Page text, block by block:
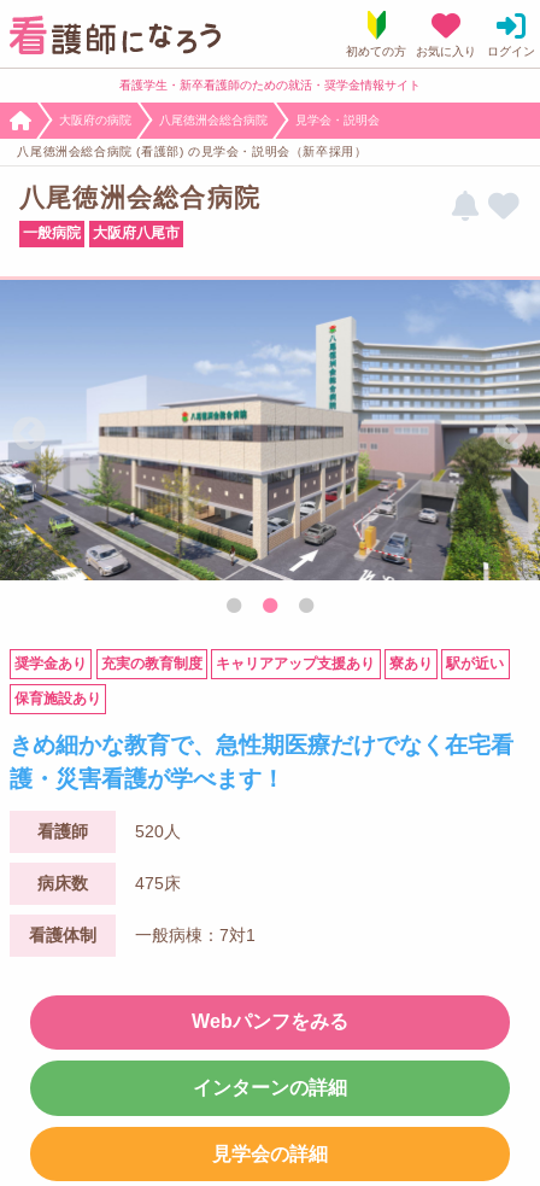
看護学生・新卒看護師のための就活・奨学金情報サイト
大阪府の病院 八尾徳洲会総合病院 見学会・説明会
八尾徳洲会総合病院 (看護部) の見学会・説明会（新卒採用）
八尾徳洲会総合病院
一般病院 大阪府八尾市
奨学金あり 充実の教育制度 キャリアアップ支援あり 寮あり 駅が近い
保育施設あり
きめ細かな教育で、急性期医療だけでなく在宅看
護・災害看護が学べます！
看護師 520人
病床数 475床
看護体制 一般病棟：7対1
Webパンフをみる
インターンの詳細
見学会の詳細